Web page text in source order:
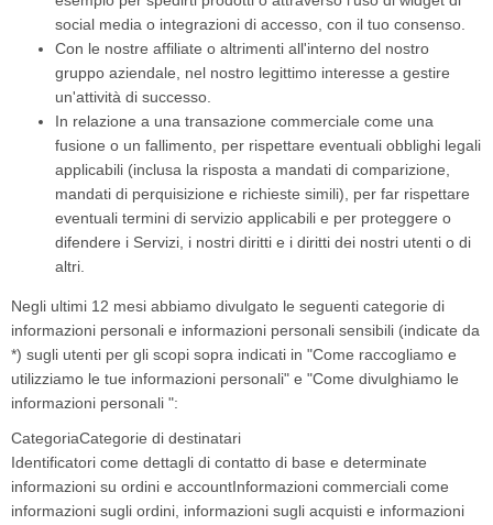
social media o integrazioni di accesso, con il tuo consenso.
Con le nostre affiliate o altrimenti all'interno del nostro
gruppo aziendale, nel nostro legittimo interesse a gestire
un'attività di successo.
In relazione a una transazione commerciale come una
fusione o un fallimento, per rispettare eventuali obblighi legali
applicabili (inclusa la risposta a mandati di comparizione,
mandati di perquisizione e richieste simili), per far rispettare
eventuali termini di servizio applicabili e per proteggere o
difendere i Servizi, i nostri diritti e i diritti dei nostri utenti o di
altri.
Negli ultimi 12 mesi abbiamo divulgato le seguenti categorie di
informazioni personali e informazioni personali sensibili (indicate da
*) sugli utenti per gli scopi sopra indicati in "Come raccogliamo e
utilizziamo le tue informazioni personali" e "Come divulghiamo le
informazioni personali ":
CategoriaCategorie di destinatari
Identificatori come dettagli di contatto di base e determinate
informazioni su ordini e accountInformazioni commerciali come
informazioni sugli ordini, informazioni sugli acquisti e informazioni